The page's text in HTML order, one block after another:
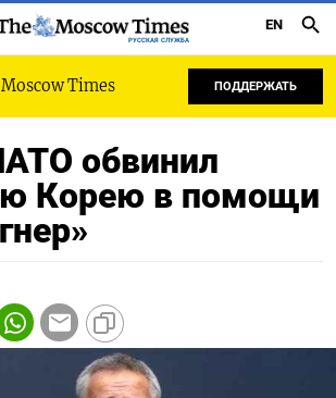
РУССКАЯ СЛУЖБА
EN
Times ПОДДЕРЖАТЬ
обвинил
Корею в помощи